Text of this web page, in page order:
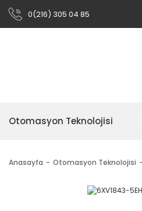
0(216) 305 04 85
Otomasyon Teknolojisi
Anasayfa Otomasyon Teknolojisi